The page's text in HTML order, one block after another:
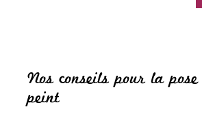
Nos conseils pour la
peint